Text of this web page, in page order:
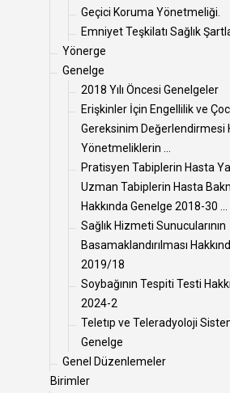
Geçici Koruma Yönetmeliği.
Emniyet Teşkilatı Sağlık
Yönerge
Genelge
2018 Yılı Öncesi Genelgeler
Erişkinler İçin Engellilik ve
Gereksinim Değerlendirmesi
Yönetmeliklerin ...
Pratisyen Tabiplerin Hasta
Uzman Tabiplerin Hasta
Hakkında Genelge 2018-30 ...
Sağlık Hizmeti Sunucularının
Basamaklandırılması
2019/18
Soybağının Tespiti Testi
2024-2
Teletıp ve Teleradyoloji
Genelge
Genel Düzenlemeler
Birimler